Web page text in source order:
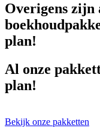
Overigens zijn
plan!
Al onze
plan!
Bekijk onze pakketten